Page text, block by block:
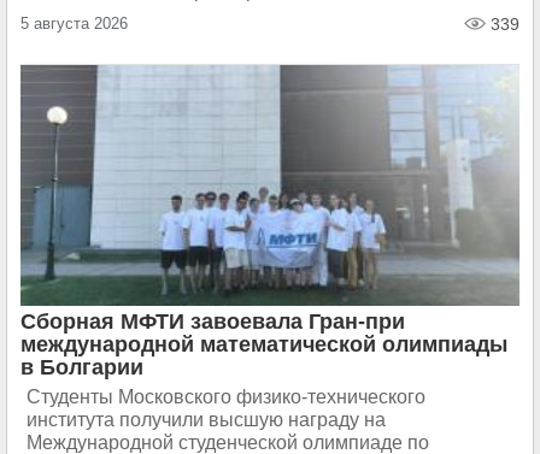
5 августа 2026 339
Сборная МФТИ завоевала Гран-при
международной математической олимпиады
в Болгарии
Студенты Московского физико-технического
института получили высшую награду на
Международной студенческой олимпиаде по